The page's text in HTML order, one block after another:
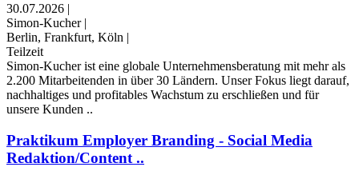
30.07.2026 |
Simon-Kucher |
Berlin, Frankfurt, Köln |
Teilzeit
Simon-Kucher ist eine globale Unternehmensberatung mit mehr als
2.200 Mitarbeitenden in über 30 Ländern. Unser Fokus liegt darauf,
nachhaltiges und profitables Wachstum zu erschließen und für
unsere Kunden ..
Praktikum Employer Branding - Social Media
Redaktion/Content ..